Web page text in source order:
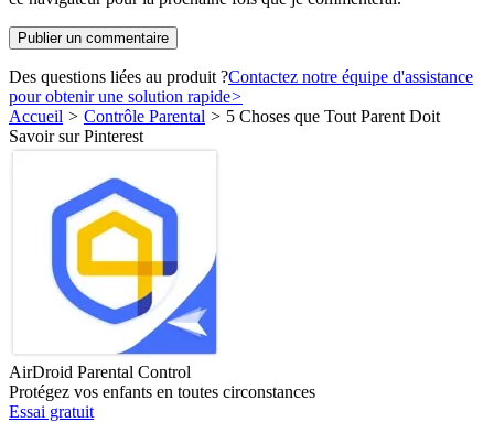
Des questions liées au produit ?Contactez notre équipe d'assistance
pour obtenir une solution rapide>
Accueil > Contrôle Parental > 5 Choses que Tout Parent Doit
Savoir sur Pinterest
AirDroid Parental Control
Protégez vos enfants en toutes circonstances
Essai gratuit